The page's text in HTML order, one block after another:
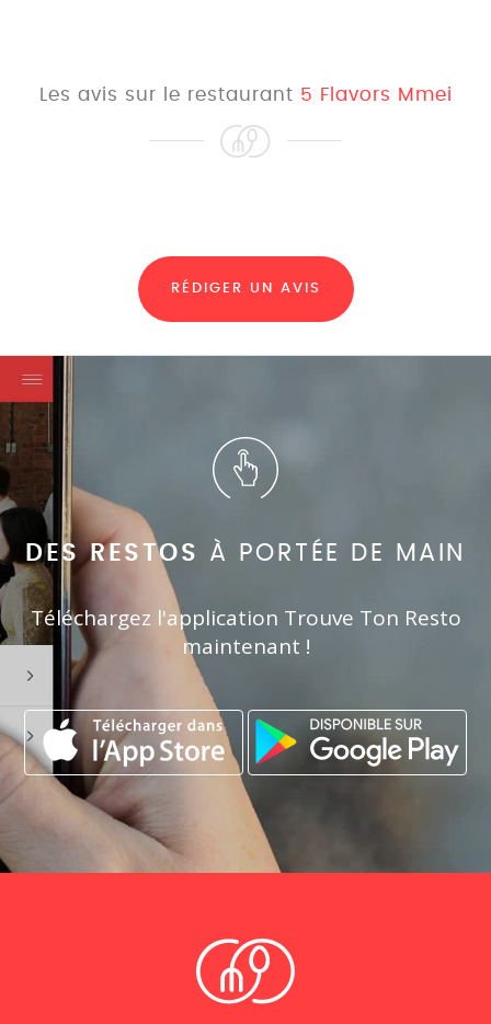
Les avis sur le restaurant 5 Flavors Mmei
RÉDIGER UN AVIS
DES RESTOS À PORTÉE DE MAIN
Téléchargez l'application Trouve Ton Resto
maintenant !